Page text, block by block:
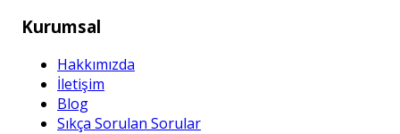
Kurumsal
Hakkımızda
İletişim
Blog
Sıkça Sorulan Sorular